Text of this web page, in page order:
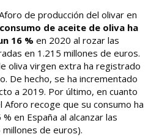
de producción del olivar en
de aceite de oliva ha
16 % en 2020 al rozar las
en 1.215 millones de euros.
oliva virgen extra ha registrado
De hecho, se ha incrementado
a 2019. Por último, en cuanto
Aforo recoge que su consumo ha
en España al alcanzar las
de euros).